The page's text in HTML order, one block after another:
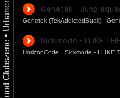
•
Genetek (TekAddictedBuali) ·
HorizonCode · Sickmode - I LIKE